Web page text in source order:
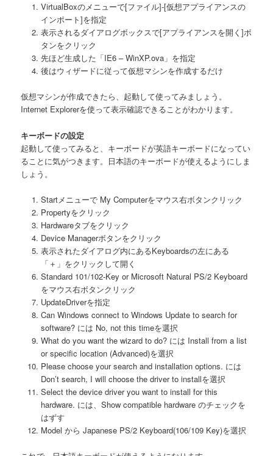
VirtualBoxのメニューで[ファイル]-[仮想アプライアンスの
インポート]を指定
表示されるダイアログボックスで[アプライアンスを開く]ボ
タンをクリック
先ほど生成した「IE6 – WinXP.ova」を指定
後はウィザードに従って仮想マシンを作成するだけ
仮想マシンが作成できたら、起動して使ってみましょう。
Internet Explorerを使って表示確認できることがわかります。
キーボードの設定
起動して使ってみると、キーボードが英語キーボードになってい
ることに気がつきます。日本語のキーボードが使えるようにしま
しょう。
Startメニューで My Computerをマウス右ボタンクリック
Propertyをクリック
Hardwareタブをクリック
Device Managerボタンをクリック
表示されたダイアログ内にあるKeyboardsの左にある
「＋」をクリックして開く
Standard 101/102-Key or Microsoft Natural PS/2 Keyboard
をマウス右ボタンクリック
UpdateDriverを指定
Can Windows connect to Windows Update to search for
software? には No, not this timeを選択
What do you want the wizard to do? には Install from a list
or specific location (Advanced)を選択
Please choose your search and installation options. には
Don’t search, I will choose the driver to installを選択
Select the device driver you want to install for this
hardware. には、Show compatible hardware のチェックを
はずす
Model から Japanese PS/2 Keyboard(106/109 Key)を選択